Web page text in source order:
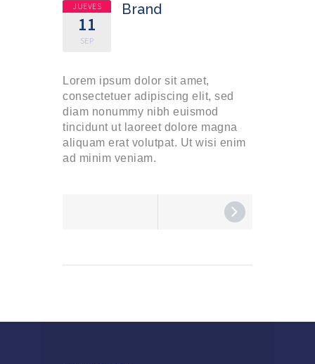
JUEVES
11
SEP
Brand
Lorem ipsum dolor sit amet,
consectetuer adipiscing elit, sed
diam nonummy nibh euismod
tincidunt ut laoreet dolore magna
aliquam erat volutpat. Ut wisi enim
ad minim veniam.